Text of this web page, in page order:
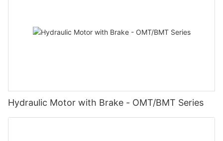
Hydraulic Motor with Brake - OMT/BMT Series